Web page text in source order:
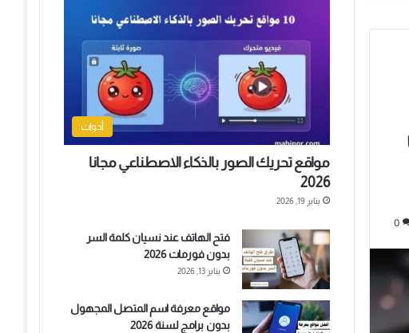
0
أدوات
مواقع تحريك الصور بالذكاء الاصطناعي مجانا
2026
يناير 19, 2026
فتح الهاتف عند نسيان كلمة السر
بدون فورمات 2026
يناير 13, 2026
مواقع معرفة اسم المتصل المجهول
بدون برامج لسنة 2026